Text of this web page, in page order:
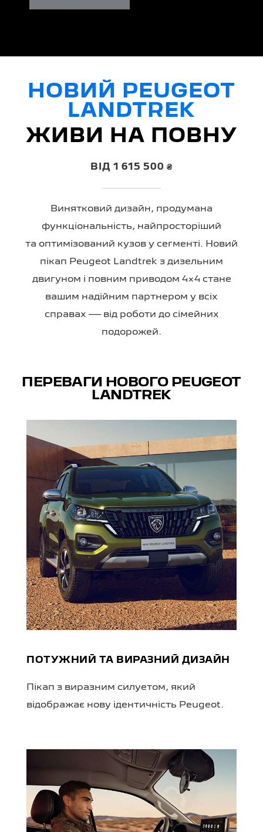
НОВИЙ PEUGEOT
LANDTREK
ЖИВИ НА ПОВНУ
ВІД 1 615 500 ₴
Винятковий дизайн, продумана
функціональність, найпросторіший
та оптимізований кузов у сегменті. Новий
пікап Peugeot Landtrek з дизельним
двигуном і повним приводом 4×4 стане
вашим надійним партнером у всіх
справах — від роботи до сімейних
подорожей.
ПЕРЕВАГИ НОВОГО PEUGEOT
LANDTREK
ПОТУЖНИЙ ТА ВИРАЗНИЙ ДИЗАЙН
Пікап з виразним силуетом, який
відображає нову ідентичність Peugeot.